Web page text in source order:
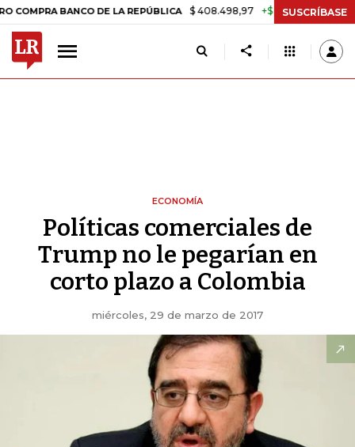
BANCO DE LA REPÚBLICA $ 408.498,97 +$ 8.753,81 +2,19%
SUSCRÍBASE
ECONOMÍA
Políticas comerciales de
Trump no le pegarían en
corto plazo a Colombia
miércoles, 29 de marzo de 2017